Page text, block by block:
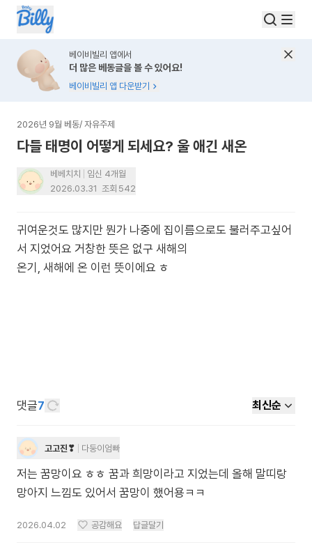
베이비빌리 앱에서
더 많은 베동글을 볼 수 있어요!
베이비빌리 앱 다운받기
2026년 9월 베동/ 자유주제
다들 태명이 어떻게 되세요? 울 애긴 새온
베베치치
임신 4개월
2026.03.31 조회 542
귀여운것도 많지만 뭔가 나중에 집이름으로도 불러주고싶어
서 지었어요 거창한 뜻은 없구 새해의
온기, 새해에 온 이런 뜻이에요 ㅎ
댓글7 최신순
고고진❣ 다둥이엄빠
저는 꿈망이요 ㅎㅎ 꿈과 희망이라고 지었는데 올해 말띠랑
망아지 느낌도 있어서 꿈망이 했어용ㅋㅋ
2026.04.02 공감해요 답글달기